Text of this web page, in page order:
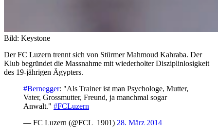
Bild: Keystone
Der FC Luzern trennt sich von Stürmer Mahmoud Kahraba. Der
Klub begründet die Massnahme mit wiederholter Disziplinlosigkeit
des 19-jährigen Ägypters.
#Bernegger: "Als Trainer ist man Psychologe, Mutter,
Vater, Grossmutter, Freund, ja manchmal sogar
Anwalt." #FCLuzern
— FC Luzern (@FCL_1901) 28. März 2014